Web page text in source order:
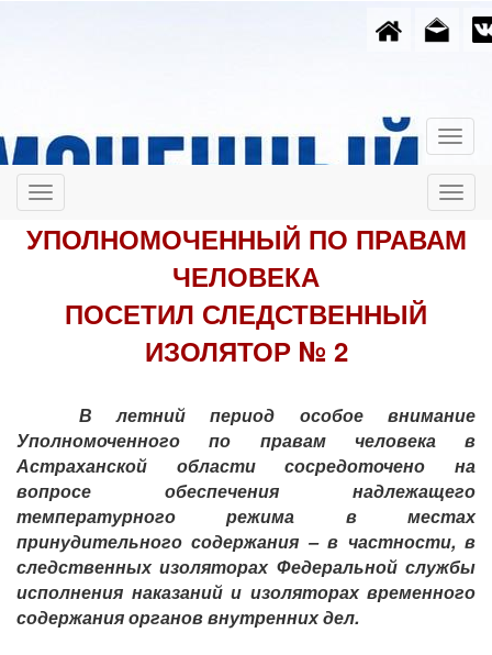
УПОЛНОМОЧЕННЫЙ ПО ПРАВАМ
ЧЕЛОВЕКА
ПОСЕТИЛ СЛЕДСТВЕННЫЙ
ИЗОЛЯТОР № 2
В летний период особое внимание
Уполномоченного по правам человека в
Астраханской области сосредоточено на
вопросе обеспечения надлежащего
температурного режима в местах
принудительного содержания – в частности, в
следственных изоляторах Федеральной службы
исполнения наказаний и изоляторах временного
содержания органов внутренних дел.